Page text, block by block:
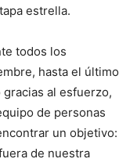
estrella.
todos los
hasta el último
al esfuerzo,
de personas
un objetivo:
de nuestra